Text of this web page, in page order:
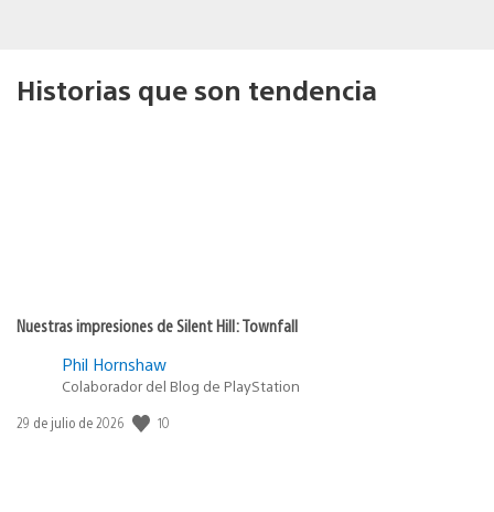
Historias que son tendencia
Nuestras impresiones de Silent Hill: Townfall
Phil Hornshaw
Colaborador del Blog de PlayStation
Fecha
29 de julio de 2026 10